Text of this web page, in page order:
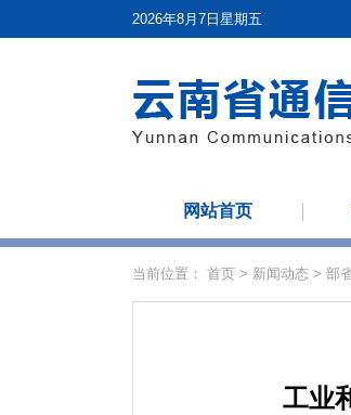
2026年8月7日星期五
网站首页
当前位置： 首页 > 新闻动态 > 部
工业